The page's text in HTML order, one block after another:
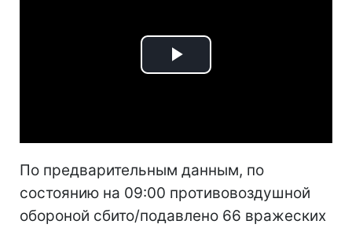
Play
По предварительным данным, по
состоянию на 09:00 противовоздушной
обороной сбито/подавлено 66 вражеских